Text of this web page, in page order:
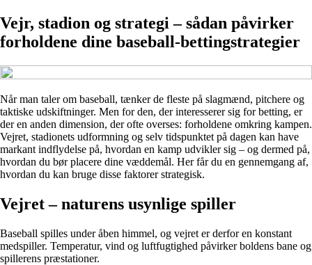
Vejr, stadion og strategi – sådan påvirker
forholdene dine baseball-bettingstrategier
Når man taler om baseball, tænker de fleste på slagmænd, pitchere og
taktiske udskiftninger. Men for den, der interesserer sig for betting, er
der en anden dimension, der ofte overses: forholdene omkring kampen.
Vejret, stadionets udformning og selv tidspunktet på dagen kan have
markant indflydelse på, hvordan en kamp udvikler sig – og dermed på,
hvordan du bør placere dine væddemål. Her får du en gennemgang af,
hvordan du kan bruge disse faktorer strategisk.
Vejret – naturens usynlige spiller
Baseball spilles under åben himmel, og vejret er derfor en konstant
medspiller. Temperatur, vind og luftfugtighed påvirker boldens bane og
spillerens præstationer.